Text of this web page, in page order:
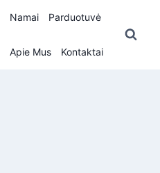
Namai Parduotuvė
Apie Mus Kontaktai